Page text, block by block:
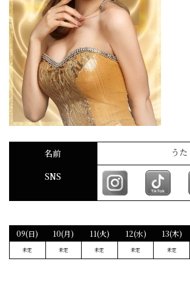
名前
うた
SNS
09(日)
未定
10(月)
未定
11(火)
未定
12(水)
未定
13(木)
未定